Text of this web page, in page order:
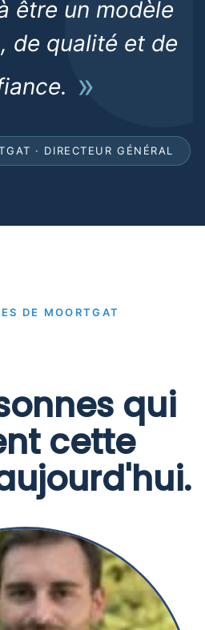
être un modèle
de qualité et de
· DIRECTEUR GÉNÉRAL
DE MOORTGAT
qui
cette